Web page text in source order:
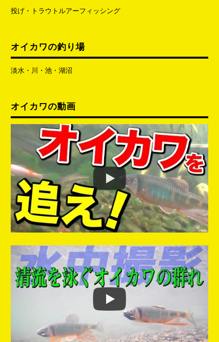
投げ・トラウトルアーフィッシング
オイカワの釣り場
淡水・川・池・湖沼
オイカワの動画